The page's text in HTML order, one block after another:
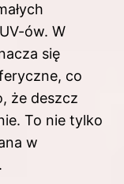
ów. W
się
co
że deszcz
To nie tylko
w
.